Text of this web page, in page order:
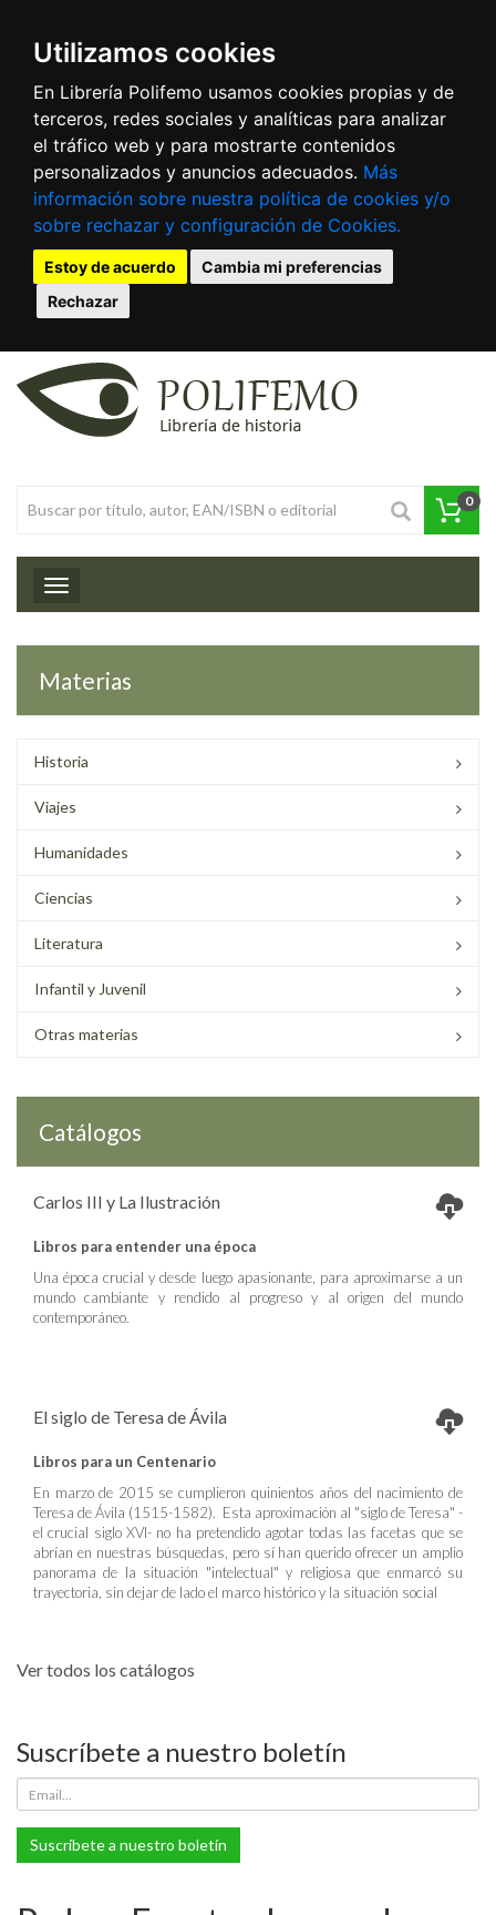
Utilizamos cookies
En Librería Polifemo usamos cookies propias y de
terceros, redes sociales y analíticas para analizar
el tráfico web y para mostrarte contenidos
personalizados y anuncios adecuados. Más
información sobre nuestra política de cookies y/o
sobre rechazar y configuración de Cookies.
Estoy de acuerdo
Cambia mi preferencias
Rechazar
0
Toggle navigation
Materias
Historia
Viajes
Humanidades
Ciencias
Literatura
Infantil y Juvenil
Otras materias
Catálogos
Carlos III y La Ilustración
Libros para entender una época
Una época crucial y desde luego apasionante, para aproximarse a un
mundo cambiante y rendido al progreso y al origen del mundo
contemporáneo.
El siglo de Teresa de Ávila
Libros para un Centenario
En marzo de 2015 se cumplieron quinientos años del nacimiento de
Teresa de Ávila (1515-1582). Esta aproximación al "siglo de Teresa" -
el crucial siglo XVI- no ha pretendido agotar todas las facetas que se
abrían en nuestras búsquedas, pero sí han querido ofrecer un amplio
panorama de la situación "intelectual" y religiosa que enmarcó su
trayectoria, sin dejar de lado el marco histórico y la situación social
Ver todos los catálogos
Suscríbete a nuestro boletín
Suscríbete a nuestro boletín